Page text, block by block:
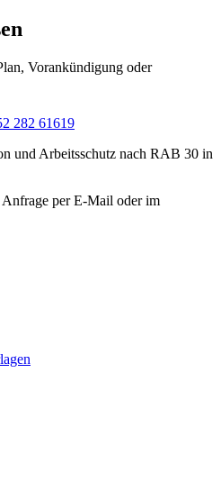
Vorankündigung oder
282 61619
und Arbeitsschutz nach RAB 30 in
per E-Mail oder im